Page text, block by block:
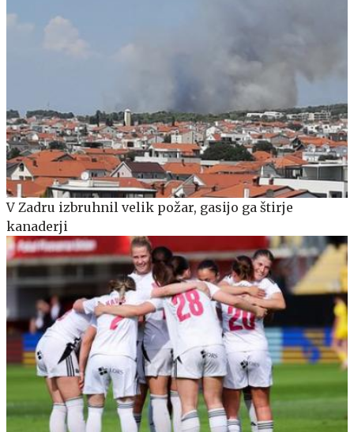
V Zadru izbruhnil velik požar, gasijo ga štirje
kanaderji